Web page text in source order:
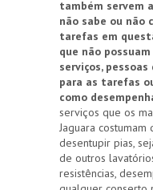
também servem
não sabe ou não
tarefas em
que não
serviços,
para as tarefas
como
serviços que os
Jaguara
desentupir pias,
de outros
resistências,